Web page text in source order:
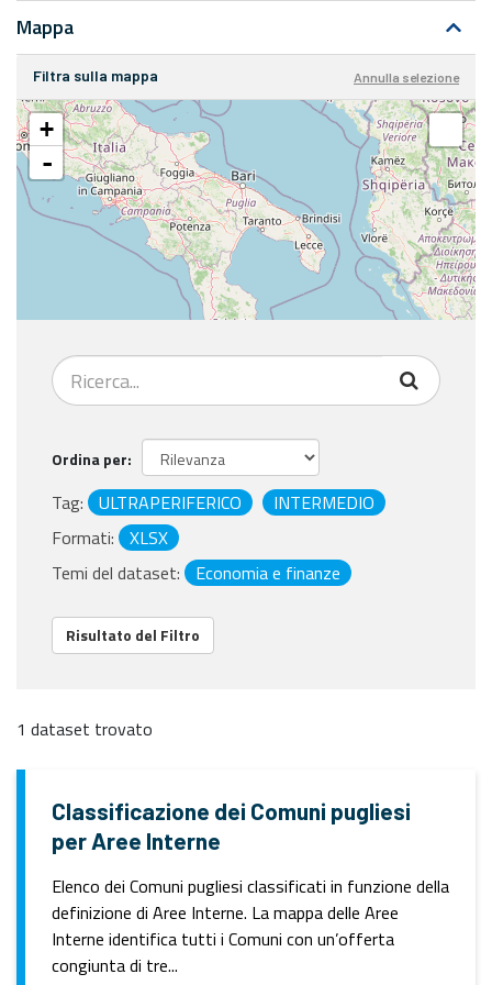
Mappa
Filtra sulla mappa Annulla selezione
+
-
Ordina per
Tag: ULTRAPERIFERICO
INTERMEDIO
Formati:
XLSX
Temi del dataset:
Economia e finanze
Risultato del Filtro
1 dataset trovato
Classificazione dei Comuni pugliesi
per Aree Interne
Elenco dei Comuni pugliesi classificati in funzione della
definizione di Aree Interne. La mappa delle Aree
Interne identifica tutti i Comuni con un’offerta
congiunta di tre...